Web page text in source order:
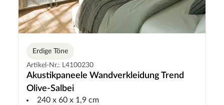
Erdige Töne
Artikel-Nr.: L4100230
Akustikpaneele Wandverkleidung Trend
Olive-Salbei
240 x 60 x 1,9 cm